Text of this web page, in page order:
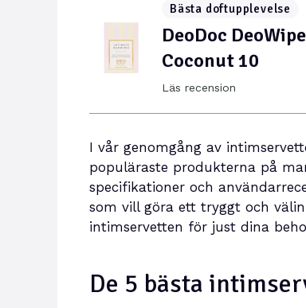
Bästa doftupplevelse
DeoDoc
Coconut 10
Läs recension
I vår genomgång av
populäraste produkterna på
specifikationer och
som vill göra ett tryggt och
intimservetten för just dina
De 5 bästa